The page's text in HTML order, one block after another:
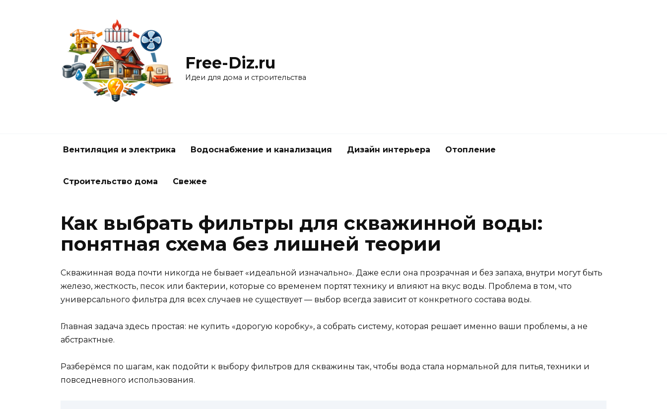
Free-Diz.ru
Идеи для дома и строительства
Вентиляция и электрика Водоснабжение и канализация Дизайн интерьера Отопление
Строительство дома Свежее
Как выбрать фильтры для скважинной воды:
понятная схема без лишней теории
Скважинная вода почти никогда не бывает «идеальной изначально». Даже если она прозрачная и без запаха, внутри могут быть
железо, жесткость, песок или бактерии, которые со временем портят технику и влияют на вкус воды. Проблема в том, что
универсального фильтра для всех случаев не существует — выбор всегда зависит от конкретного состава воды.
Главная задача здесь простая: не купить «дорогую коробку», а собрать систему, которая решает именно ваши проблемы, а не
абстрактные.
Разберёмся по шагам, как подойти к выбору фильтров для скважины так, чтобы вода стала нормальной для питья, техники и
повседневного использования.